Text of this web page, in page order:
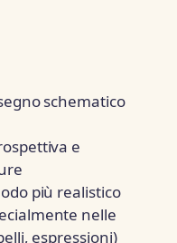
schematico
e
più realistico
nelle
espressioni)